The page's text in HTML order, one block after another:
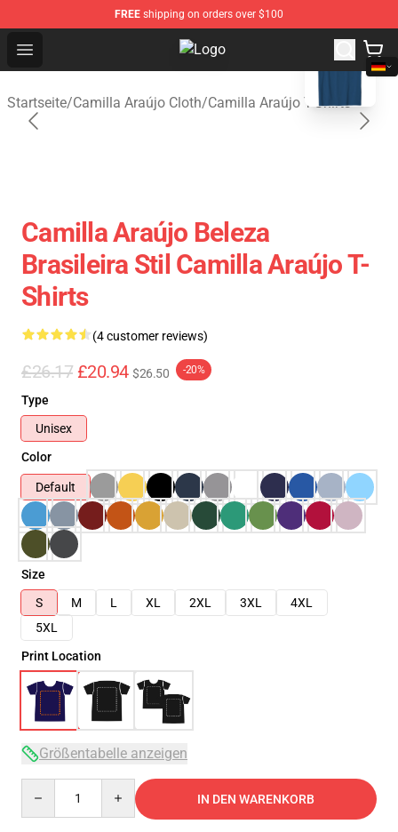
FREE shipping on orders over $100
Open menu Camilla Araújo Shop - Official
Startseite/Camilla Araújo Cloth/Camilla Araújo T-Shirts
blank template
Camilla Araújo Beleza
Brasileira Stil Camilla Araújo T-
Shirts
(4 customer reviews)
£26.17 £20.94 $26.50 -20%
Type
Unisex
Color
Default
Size
S
M L XL 2XL 3XL
4XL
5XL
Print Location
Größentabelle anzeigen
IN DEN WARENKORB